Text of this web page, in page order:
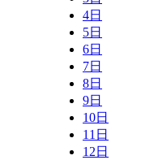
4日
5日
6日
7日
8日
9日
10日
11日
12日